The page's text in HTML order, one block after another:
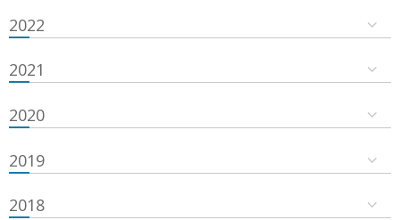
2022
2021
2020
2019
2018